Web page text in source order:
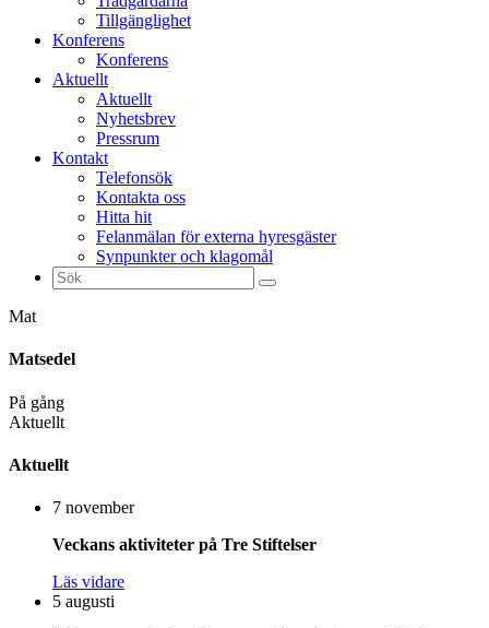
Tillgänglighet
Konferens
Konferens
Aktuellt
Aktuellt
Nyhetsbrev
Pressrum
Kontakt
Telefonsök
Kontakta oss
Hitta hit
Felanmälan för externa hyresgäster
Synpunkter och klagomål
Sök
efter:
Mat
Matsedel
På gång
Aktuellt
Aktuellt
7 november
Veckans aktiviteter på Tre Stiftelser
Läs vidare
5 augusti